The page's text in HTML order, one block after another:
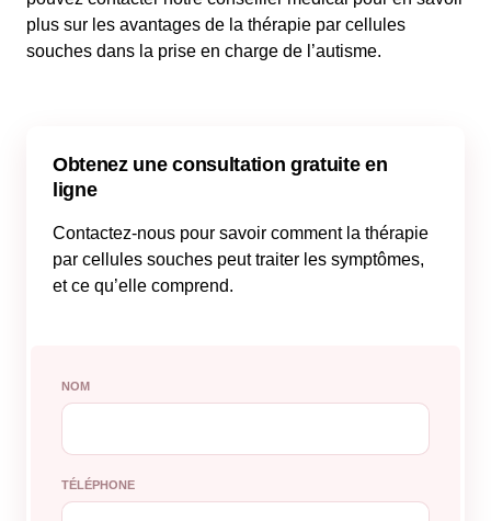
plus sur les avantages de la thérapie par cellules
souches dans la prise en charge de l’autisme.
Obtenez une consultation gratuite en
ligne
Contactez-nous pour savoir comment la thérapie
par cellules souches peut traiter les symptômes,
et ce qu’elle comprend.
NOM
TÉLÉPHONE